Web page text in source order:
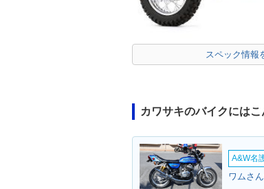
スペック情報
カワサキのバイクには
A&W名
ワムさ